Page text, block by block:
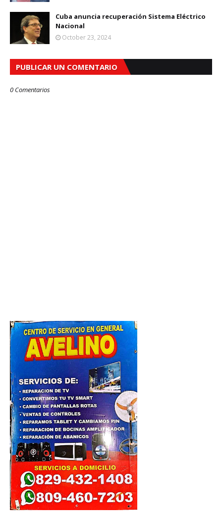
Cuba anuncia recuperación Sistema Eléctrico
Nacional
October 23, 2024
PUBLICAR UN COMENTARIO
0 Comentarios